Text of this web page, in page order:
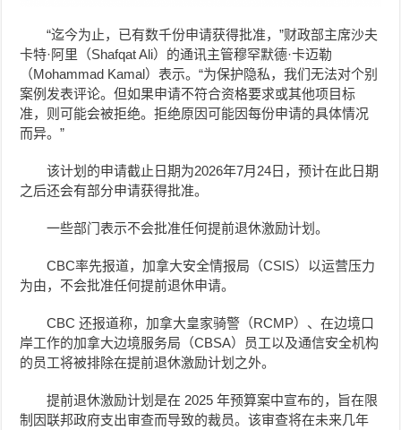
“迄今为止，已有数千份申请获得批准，”财政部主席沙夫
卡特·阿里（Shafqat Ali）的通讯主管穆罕默德·卡迈勒
（Mohammad Kamal）表示。“为保护隐私，我们无法对个别
案例发表评论。但如果申请不符合资格要求或其他项目标
准，则可能会被拒绝。拒绝原因可能因每份申请的具体情况
而异。”
该计划的申请截止日期为2026年7月24日，预计在此日期
之后还会有部分申请获得批准。
一些部门表示不会批准任何提前退休激励计划。
CBC率先报道，加拿大安全情报局（CSIS）以运营压力
为由，不会批准任何提前退休申请。
CBC 还报道称，加拿大皇家骑警（RCMP）、在边境口
岸工作的加拿大边境服务局（CBSA）员工以及通信安全机构
的员工将被排除在提前退休激励计划之外。
提前退休激励计划是在 2025 年预算案中宣布的，旨在限
制因联邦政府支出审查而导致的裁员。该审查将在未来几年